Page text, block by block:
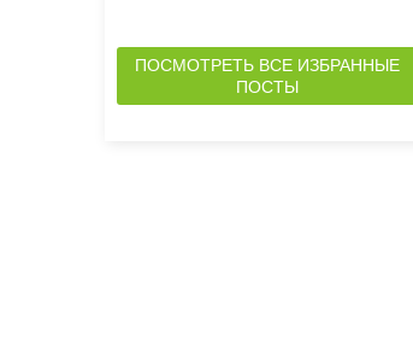
ПОСМОТРЕТЬ ВСЕ ИЗБРАННЫЕ
ПОСТЫ